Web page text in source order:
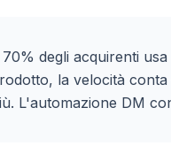
70% degli acquirenti
la velocità
L'automazione DM